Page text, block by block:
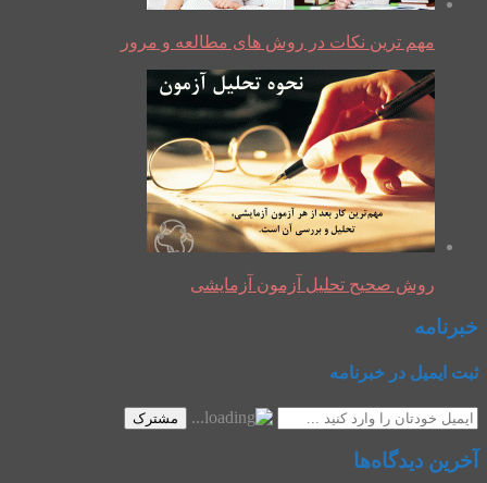
مهم ترین نکات در روش های مطالعه و مرور
روش صحیح تحلیل آزمون آزمایشی
خبرنامه
ثبت ایمیل در خبرنامه
مشترک
آخرین دیدگاه‌ها